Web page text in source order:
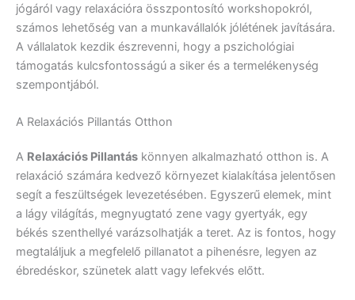
jógáról vagy relaxációra összpontosító workshopokról,
számos lehetőség van a munkavállalók jólétének javítására.
A vállalatok kezdik észrevenni, hogy a pszichológiai
támogatás kulcsfontosságú a siker és a termelékenység
szempontjából.
A Relaxációs Pillantás Otthon
A Relaxációs Pillantás könnyen alkalmazható otthon is. A
relaxáció számára kedvező környezet kialakítása jelentősen
segít a feszültségek levezetésében. Egyszerű elemek, mint
a lágy világítás, megnyugtató zene vagy gyertyák, egy
békés szenthellyé varázsolhatják a teret. Az is fontos, hogy
megtaláljuk a megfelelő pillanatot a pihenésre, legyen az
ébredéskor, szünetek alatt vagy lefekvés előtt.